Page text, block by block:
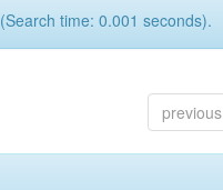
time: 0.001 seconds).
previous